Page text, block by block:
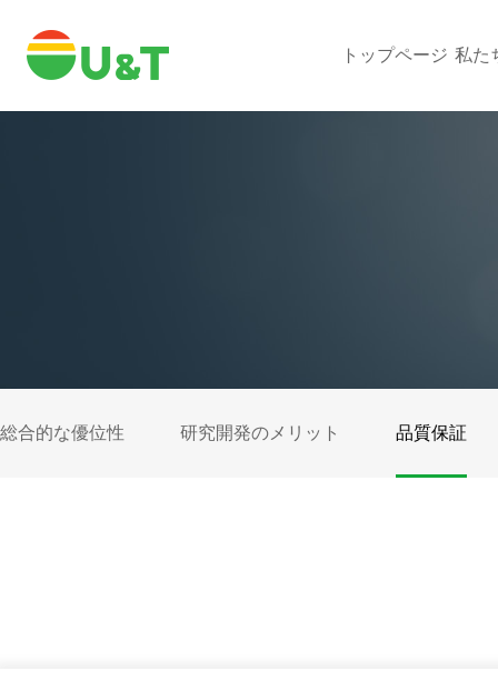
トップページ 私た
総合的な優位性 研究開発のメリット 品質保証